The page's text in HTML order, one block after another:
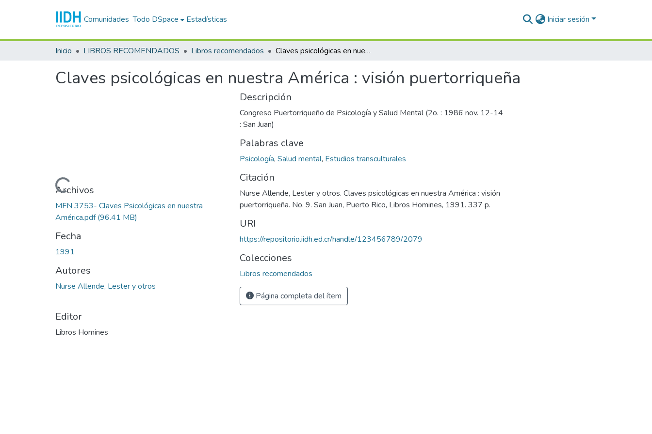
Comunidades Todo DSpace Estadísticas Iniciar sesión
Inicio LIBROS RECOMENDADOS Libros recomendados Claves psicológicas en nuestra América : visión puertorriqueña
Claves psicológicas en nuestra América : visión puertorriqueña
Cargando...
Archivos
MFN 3753- Claves Psicológicas en nuestra
América.pdf(96.41 MB)
Fecha
1991
Autores
Nurse Allende, Lester y otros
Editor
Libros Homines
Descripción
Congreso Puertorriqueño de Psicología y Salud Mental (2o. : 1986 nov. 12-14
: San Juan)
Palabras clave
Psicología, Salud mental, Estudios transculturales
Citación
Nurse Allende, Lester y otros. Claves psicológicas en nuestra América : visión
puertorriqueña. No. 9. San Juan, Puerto Rico, Libros Homines, 1991. 337 p.
URI
https://repositorio.iidh.ed.cr/handle/123456789/2079
Colecciones
Libros recomendados
Página completa del ítem